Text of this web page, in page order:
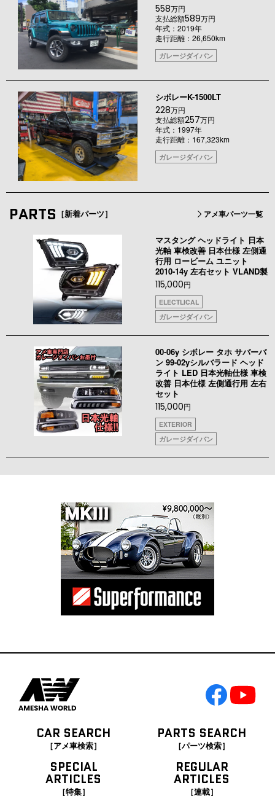
558万円
支払総額589万円
年式：2019年
走行距離：26,650km
ガレージダイバン
シボレーK-1500LT
228万円
支払総額257万円
年式：1997年
走行距離：167,323km
ガレージダイバン
PARTS ［新着パーツ］ アメ車パーツ一覧
マスタング ヘッドライト 日本
光軸 車検改善 日本仕様 左側通
行用 ロービーム ユニット
2010-14y 左右セット VLAND製
115,000円
ELECTLICAL
ガレージダイバン
00-06y シボレー タホ サバーバ
ン 99-02yシルバラード ヘッド
ライト LED 日本光軸仕様 車検
改善 日本仕様 左側通行用 左右
セット
115,000円
EXTERIOR
ガレージダイバン
CAR SEARCH
［アメ車検索］
PARTS SEARCH
［パーツ検索］
SPECIAL
ARTICLES
［特集］
REGULAR
ARTICLES
［連載］